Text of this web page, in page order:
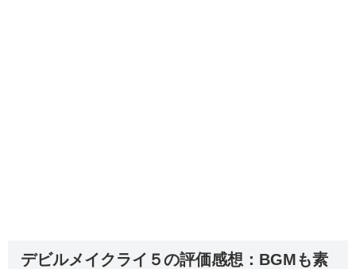
デビルメイクライ５の評価感想：BGMも素